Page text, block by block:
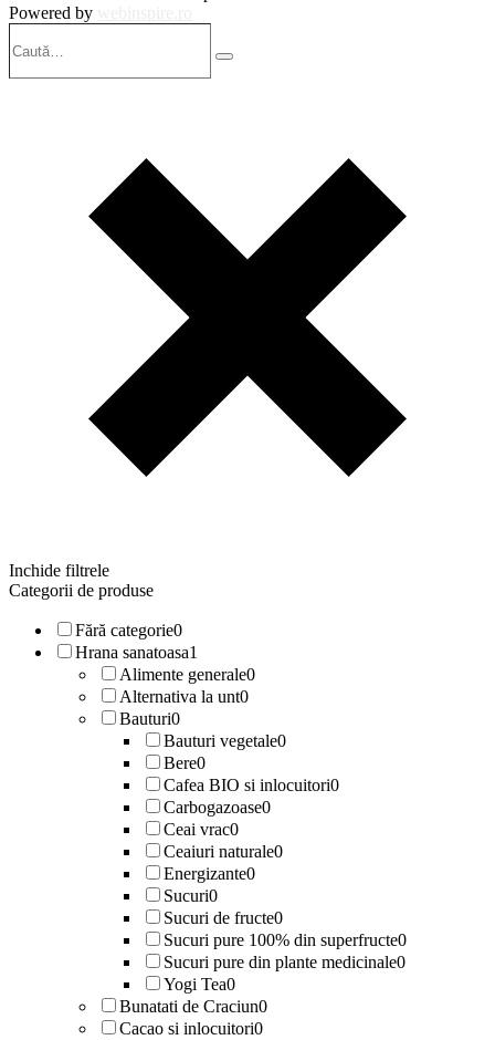
Powered by
Search
Inchide filtrele
Categorii de produse
Fără categorie0
Hrana sanatoasa1
Alimente generale0
Alternativa la unt0
Bauturi0
Bauturi vegetale0
Bere0
Cafea BIO si inlocuitori0
Carbogazoase0
Ceai vrac0
Ceaiuri naturale0
Energizante0
Sucuri0
Sucuri de fructe0
Sucuri pure 100% din superfructe0
Sucuri pure din plante medicinale0
Yogi Tea0
Bunatati de Craciun0
Cacao si inlocuitori0